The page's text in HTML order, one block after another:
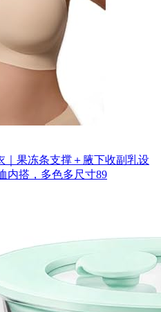
｜果冻条支撑＋腋下收副乳设
内搭，多色多尺寸89